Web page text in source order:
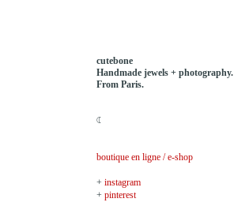
cutebone
Handmade jewels + photography.
From Paris.
☾
boutique en ligne / e-shop
+ instagram
+ pinterest